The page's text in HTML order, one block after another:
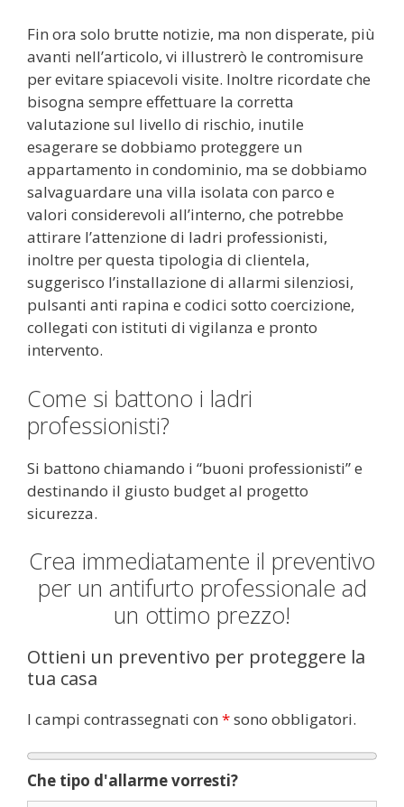
Fin ora solo brutte notizie, ma non disperate, più
avanti nell’articolo, vi illustrerò le contromisure
per evitare spiacevoli visite. Inoltre ricordate che
bisogna sempre effettuare la corretta
valutazione sul livello di rischio, inutile
esagerare se dobbiamo proteggere un
appartamento in condominio, ma se dobbiamo
salvaguardare una villa isolata con parco e
valori considerevoli all’interno, che potrebbe
attirare l’attenzione di ladri professionisti,
inoltre per questa tipologia di clientela,
suggerisco l’installazione di allarmi silenziosi,
pulsanti anti rapina e codici sotto coercizione,
collegati con istituti di vigilanza e pronto
intervento.
Come si battono i ladri
professionisti?
Si battono chiamando i “buoni professionisti” e
destinando il giusto budget al progetto
sicurezza.
Crea immediatamente il preventivo
per un antifurto professionale ad
un ottimo prezzo!
Ottieni un preventivo per proteggere la
tua casa
I campi contrassegnati con *sono obbligatori.
Che tipo d'allarme vorresti?